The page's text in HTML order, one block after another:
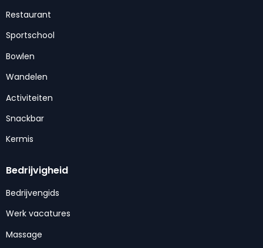
Restaurant
Sportschool
Bowlen
Wandelen
Activiteiten
Snackbar
Kermis
Bedrijvigheid
Bedrijvengids
Werk vacatures
Massage